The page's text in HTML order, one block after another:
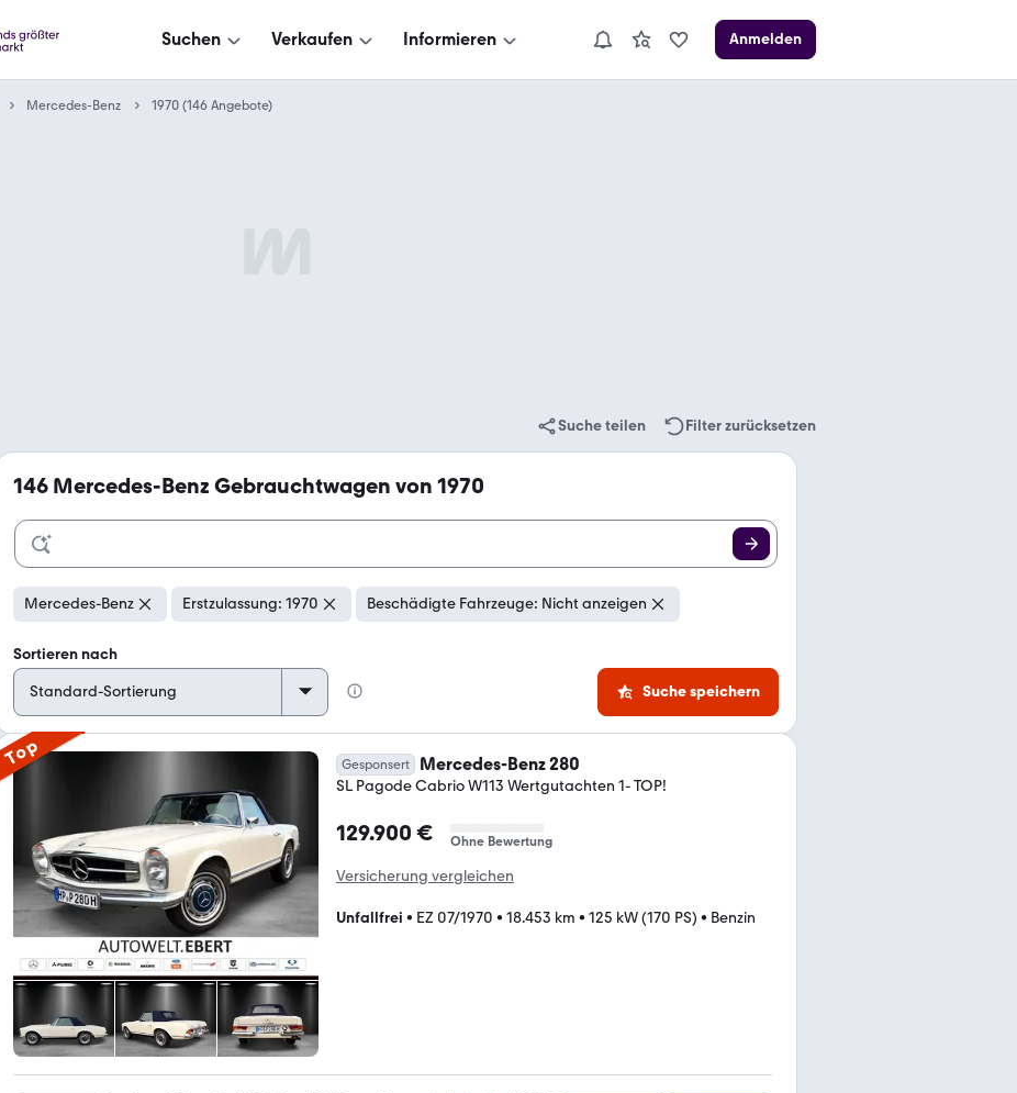
Suchen Verkaufen Informieren Anmelden
Mercedes-Benz 1970 (146 Angebote)
Suche teilen Filter zurücksetzen
146 Mercedes-Benz Gebrauchtwagen von 1970
Mercedes-Benz Erstzulassung: 1970 Beschädigte Fahrzeuge: Nicht anzeigen
Sortieren nach
Suche speichern
Top Gesponsert Mercedes-Benz 280
SL Pagode Cabrio W113 Wertgutachten 1- TOP!
129.900 € Ohne Bewertung
Versicherung vergleichen
Unfallfrei • EZ 07/1970 • 18.453 km • 125 kW (170 PS) • Benzin